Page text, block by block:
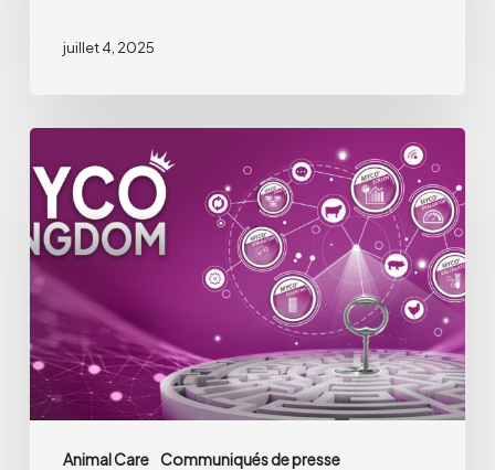
Amérique
latine
juillet 4, 2025
Animal Care Communiqués de presse
:
Lancement
de
Myco’Kingdom,
s’y
retrouver
dans
le